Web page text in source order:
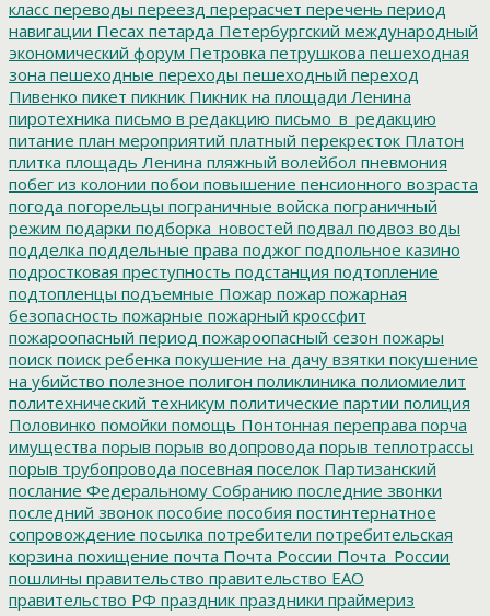
класс переводы переезд перерасчет перечень период
навигации Песах петарда Петербургский международный
экономический форум Петровка петрушкова пешеходная
зона пешеходные переходы пешеходный переход
Пивенко пикет пикник Пикник на площади Ленина
пиротехника письмо в редакцию письмо_в_редакцию
питание план мероприятий платный перекресток Платон
плитка площадь Ленина пляжный волейбол пневмония
побег из колонии побои повышение пенсионного возраста
погода погорельцы пограничные войска пограничный
режим подарки подборка_новостей подвал подвоз воды
подделка поддельные права поджог подпольное казино
подростковая преступность подстанция подтопление
подтопленцы подъемные Пожар пожар пожарная
безопасность пожарные пожарный кроссфит
пожароопасный период пожароопасный сезон пожары
поиск поиск ребенка покушение на дачу взятки покушение
на убийство полезное полигон поликлиника полиомиелит
политехнический техникум политические партии полиция
Половинко помойки помощь Понтонная переправа порча
имущества порыв порыв водопровода порыв теплотрассы
порыв трубопровода посевная поселок Партизанский
послание Федеральному Собранию последние звонки
последний звонок пособие пособия постинтернатное
сопровождение посылка потребители потребительская
корзина похищение почта Почта России Почта_России
пошлины правительство правительство ЕАО
правительство РФ праздник праздники праймериз